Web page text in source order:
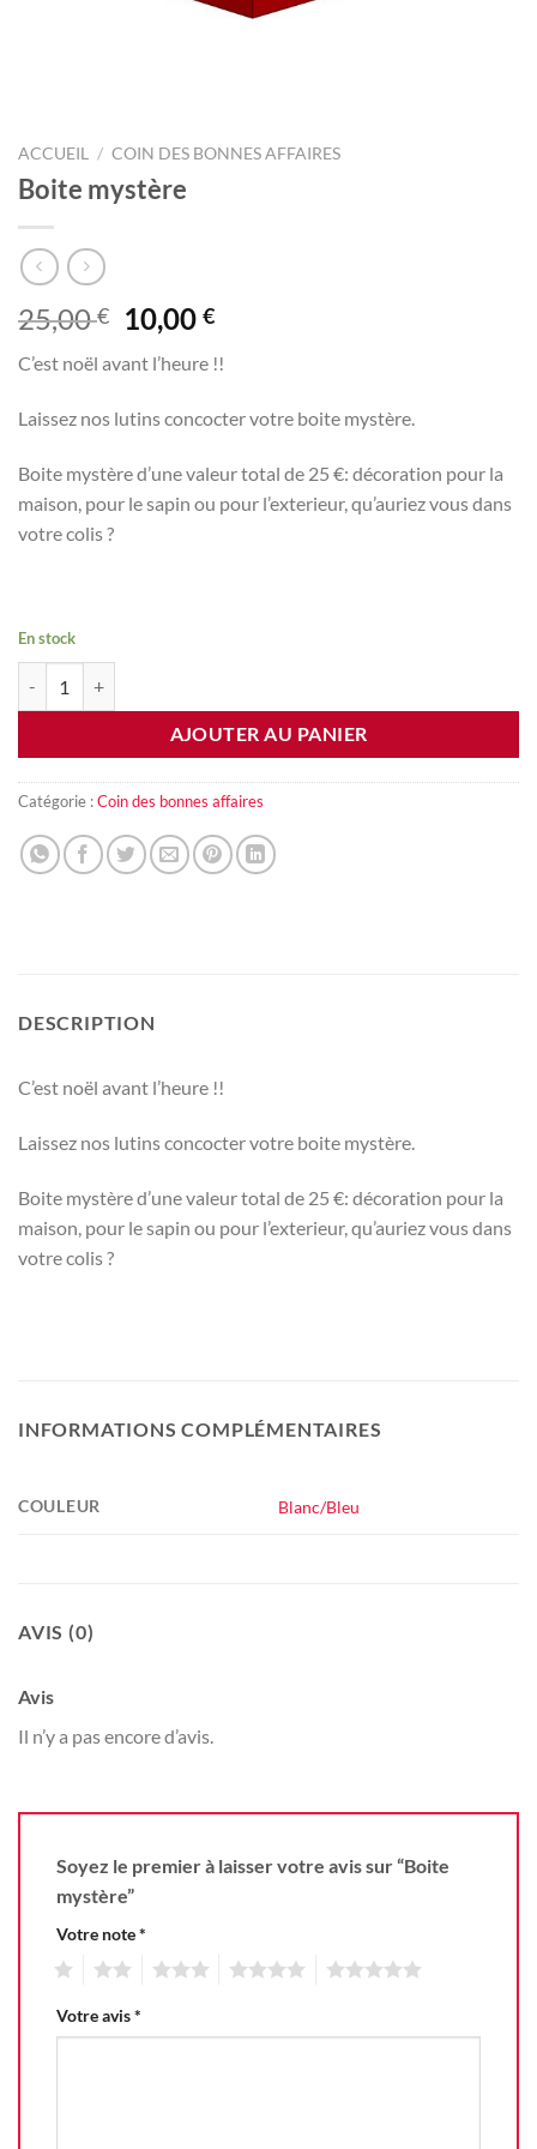
ACCUEIL / COIN DES BONNES AFFAIRES
Boite mystère
25,00€
Le
prix
initial
était :
25,00 €.
10,00€Le
actuel
est :
10,00 €.
C’est noël avant l’heure !!
Laissez nos lutins concocter votre boite mystère.
Boite mystère d’une valeur total de 25 €: décoration pour la
maison, pour le sapin ou pour l’exterieur, qu’auriez vous dans
votre colis ?
En stock
AJOUTER AU PANIER
Catégorie :Coin des bonnes affaires
DESCRIPTION
C’est noël avant l’heure !!
Laissez nos lutins concocter votre boite mystère.
Boite mystère d’une valeur total de 25 €: décoration pour la
maison, pour le sapin ou pour l’exterieur, qu’auriez vous dans
votre colis ?
INFORMATIONS COMPLÉMENTAIRES
COULEUR Blanc/Bleu
AVIS (0)
Avis
Il n’y a pas encore d’avis.
Soyez le premier à laisser votre avis sur “Boite
mystère”
Votre note*
Votre avis*